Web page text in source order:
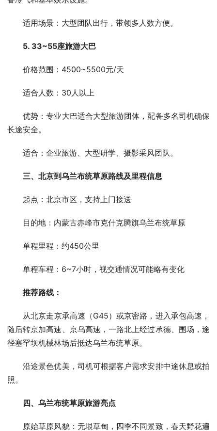
适用场景：大型团队出行，带领多人数方便。
5. 33~55座旅游大巴
价格范围：4500~5500元/天
适合人数：30人以上
优势：专业大巴适合大型旅游团体，配备多名司机确保
长途安全。
适合：企业旅游、大型研学、摄影采风团队。
三、北京到乌兰布统草原路线及里程信息
起点：北京市区，支持上门接送
目的地：内蒙古赤峰市克什克腾旗乌兰布统草原
单程里程：约450公里
单程车程：6~7小时，视交通情况可能略有变化
推荐路线：
从北京走京承高速（G45）或京密路，进入承包高速，
随后转京加高速、京乌高速，一路北上经过承德、围场，途
径塞罕坝机械林场后抵达乌兰布统草原。
沿途景色优美，司机可根据客户需求安排中途休息或拍
照。
四、乌兰布统草原旅游亮点
原始草原风貌：无垠草甸，四季不同景致，春天野花遍